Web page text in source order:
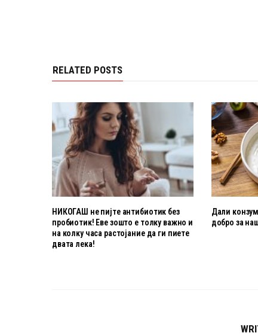
RELATED POSTS
НИКОГАШ не пијте антибиотик без
пробиотик! Еве зошто е толку важно и
на колку часа растојание да ги пиете
двата лека!
Дали
добро за